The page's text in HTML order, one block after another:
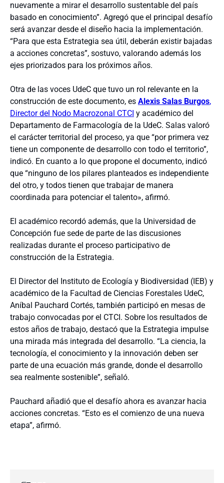
nuevamente a mirar el desarrollo sustentable del país
basado en conocimiento”. Agregó que el principal desafío
será avanzar desde el diseño hacia la implementación.
“Para que esta Estrategia sea útil, deberán existir bajadas
a acciones concretas”, sostuvo, valorando además los
ejes priorizados para los próximos años.
Otra de las voces UdeC que tuvo un rol relevante en la
construcción de este documento, es Alexis Salas Burgos,
Director del Nodo Macrozonal CTCI y académico del
Departamento de Farmacología de la UdeC. Salas valoró
el carácter territorial del proceso, ya que “por primera vez
tiene un componente de desarrollo con todo el territorio”,
indicó. En cuanto a lo que propone el documento, indicó
que “ninguno de los pilares planteados es independiente
del otro, y todos tienen que trabajar de manera
coordinada para potenciar el talento», afirmó.
El académico recordó además, que la Universidad de
Concepción fue sede de parte de las discusiones
realizadas durante el proceso participativo de
construcción de la Estrategia.
El Director del Instituto de Ecología y Biodiversidad (IEB) y
académico de la Facultad de Ciencias Forestales UdeC,
Aníbal Pauchard Cortés, también participó en mesas de
trabajo convocadas por el CTCI. Sobre los resultados de
estos años de trabajo, destacó que la Estrategia impulse
una mirada más integrada del desarrollo. “La ciencia, la
tecnología, el conocimiento y la innovación deben ser
parte de una ecuación más grande, donde el desarrollo
sea realmente sostenible”, señaló.
Pauchard añadió que el desafío ahora es avanzar hacia
acciones concretas. “Esto es el comienzo de una nueva
etapa”, afirmó.